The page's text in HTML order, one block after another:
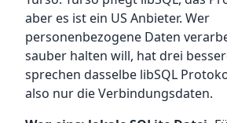
aber es ist ein US Anbieter. Wer
personenbezogene Daten
sauber halten will, hat drei
sprechen dasselbe libSQL
also nur die Verbindungsdaten.